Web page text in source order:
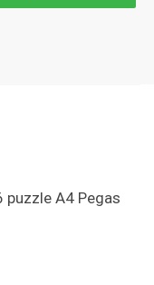
puzzle A4 Pegas